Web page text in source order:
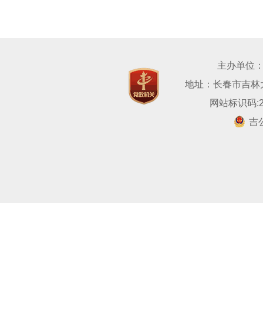
主办单位
地址：长春市吉
网站标识码
吉